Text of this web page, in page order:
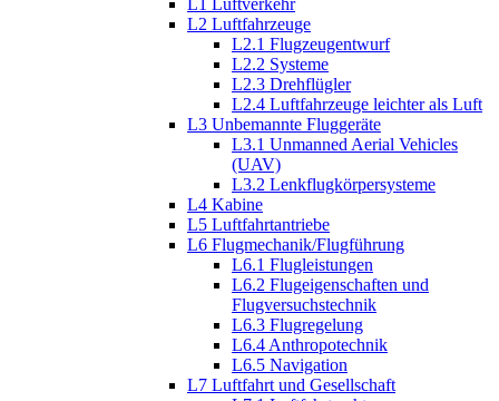
L1 Luftverkehr
L2 Luftfahrzeuge
L2.1 Flugzeugentwurf
L2.2 Systeme
L2.3 Drehflügler
L2.4 Luftfahrzeuge leichter als Luft
L3 Unbemannte Fluggeräte
L3.1 Unmanned Aerial Vehicles
(UAV)
L3.2 Lenkflugkörpersysteme
L4 Kabine
L5 Luftfahrtantriebe
L6 Flugmechanik/Flugführung
L6.1 Flugleistungen
L6.2 Flugeigenschaften und
Flugversuchstechnik
L6.3 Flugregelung
L6.4 Anthropotechnik
L6.5 Navigation
L7 Luftfahrt und Gesellschaft